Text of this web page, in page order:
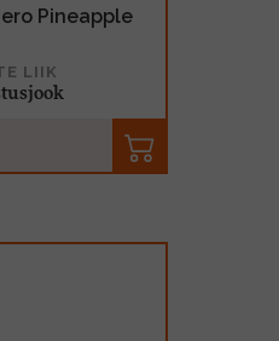
Pineapple
LIIK